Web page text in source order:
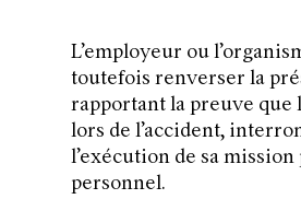
L’employeur ou
toutefois renverser la
rapportant la preuve que
lors de l’accident,
l’exécution de sa
personnel.